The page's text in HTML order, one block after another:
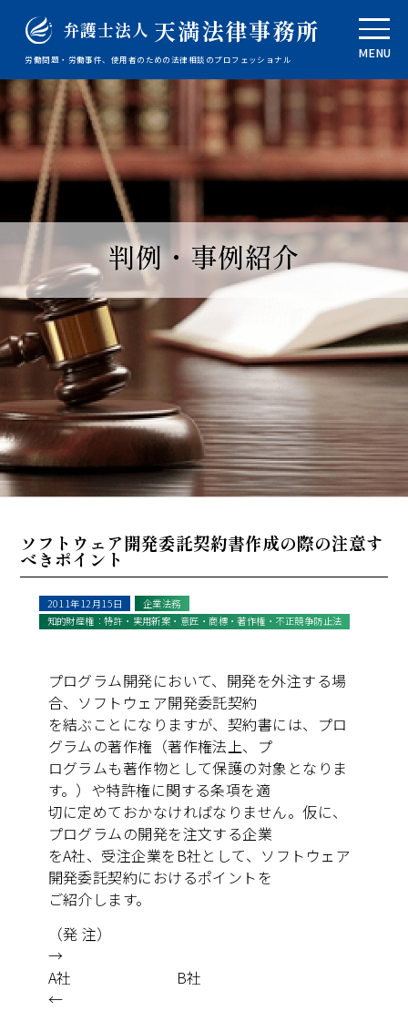
弁護士法人 天満法律事務所
労働問題・労働事件、使用者のための法律相談のプロフェッショナル MENU
判例・事例紹介
ソフトウェア開発委託契約書作成の際の注意す
べきポイント
2011年12月15日
企業法務
知的財産権：特許・実用新案・意匠・商標・著作権・不正競争防止法
プログラム開発において、開発を外注する場
合、ソフトウェア開発委託契約
を結ぶことになりますが、契約書には、プロ
グラムの著作権（著作権法上、プ
ログラムも著作物として保護の対象となりま
す。）や特許権に関する条項を適
切に定めておかなければなりません。仮に、
プログラムの開発を注文する企業
をA社、受注企業をB社として、ソフトウェア
開発委託契約におけるポイントを
ご紹介します。
（発 注）
→
A社 B社
←